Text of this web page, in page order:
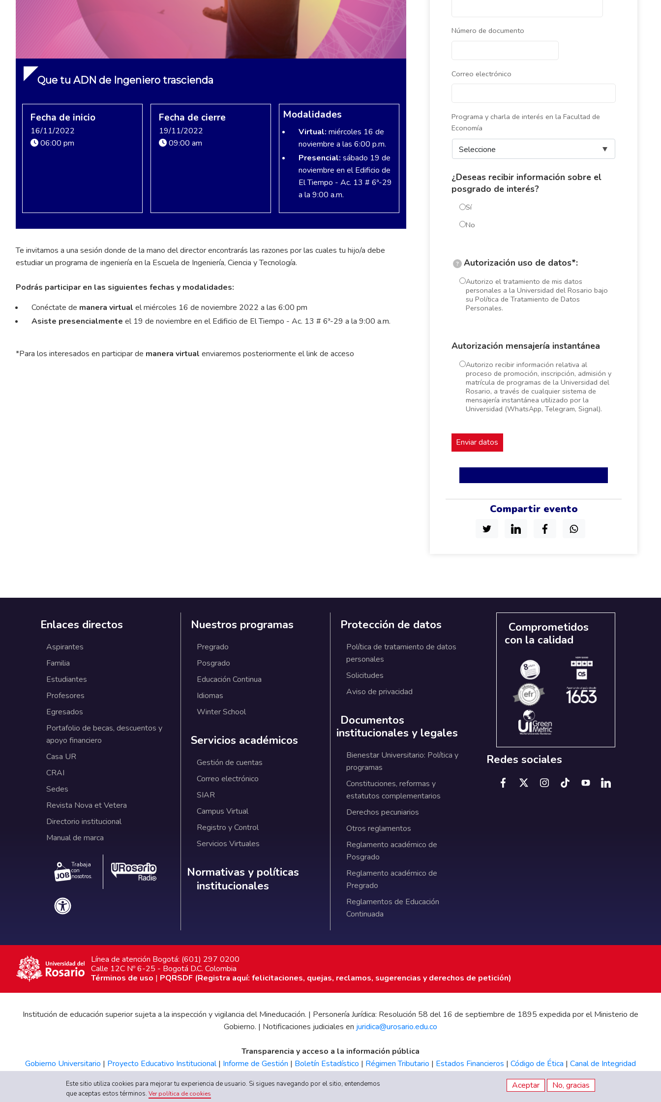
Número de documento
Correo electrónico
Programa y charla de interés en la Facultad de
Economía
¿Deseas recibir información sobre el
posgrado de interés?
Sí
No
? Autorización uso de datos*:
Autorizo el tratamiento de mis datos
personales a la Universidad del Rosario bajo
su Política de Tratamiento de Datos
Personales.
Autorización mensajería instantánea
Autorizo recibir información relativa al
proceso de promoción, inscripción, admisión y
matrícula de programas de la Universidad del
Rosario, a través de cualquier sistema de
mensajería instantánea utilizado por la
Universidad (WhatsApp, Telegram, Signal).
Compartir evento
Que tu ADN de Ingeniero trascienda
Fecha de inicio
16/11/2022
06:00 pm
Fecha de cierre
19/11/2022
09:00 am
Modalidades
Virtual: miércoles 16 de
noviembre a las 6:00 p.m.
Presencial: sábado 19 de
noviembre en el Edificio de
El Tiempo - Ac. 13 # 6ª-29
a la 9:00 a.m.
Te invitamos a una sesión donde de la mano del director encontrarás las razones por las cuales tu hijo/a debe
estudiar un programa de ingeniería en la Escuela de Ingeniería, Ciencia y Tecnología.
Podrás participar en las siguientes fechas y modalidades:
Conéctate de manera virtual el miércoles 16 de noviembre 2022 a las 6:00 pm
Asiste presencialmente el 19 de noviembre en el Edificio de El Tiempo - Ac. 13 # 6ª-29 a la 9:00 a.m.
*Para los interesados en participar de manera virtual enviaremos posteriormente el link de acceso
Enlaces directos
Aspirantes
Familia
Estudiantes
Profesores
Egresados
Portafolio de becas, descuentos y
apoyo financiero
Casa UR
CRAI
Sedes
Revista Nova et Vetera
Directorio institucional
Manual de marca
Trabaja
con
nosotros.
Nuestros programas
Pregrado
Posgrado
Educación Continua
Idiomas
Winter School
Servicios académicos
Gestión de cuentas
Correo electrónico
SIAR
Campus Virtual
Registro y Control
Servicios Virtuales
Normativas y políticas institucionales
Normativas y políticas
institucionales
Protección de datos
Política de tratamiento de datos
personales
Solicitudes
Aviso de privacidad
Documentos
institucionales y legales
Bienestar Universitario: Política y
programas
Constituciones, reformas y
estatutos complementarios
Derechos pecuniarios
Otros reglamentos
Reglamento académico de
Posgrado
Reglamento académico de
Pregrado
Reglamentos de Educación
Continuada
Comprometidos
con la calidad
Redes sociales
Línea de atención Bogotá: (601) 297 0200
Calle 12C Nº 6-25 - Bogotá D.C. Colombia
Términos de uso | PQRSDF (Registra aquí: felicitaciones, quejas, reclamos, sugerencias y derechos de petición)
Institución de educación superior sujeta a la inspección y vigilancia del Mineducación. | Personería Jurídica: Resolución 58 del 16 de septiembre de 1895 expedida por el Ministerio de
Gobierno. | Notificaciones judiciales en juridica@urosario.edu.co
Transparencia y acceso a la información pública
Gobierno Universitario | Proyecto Educativo Institucional| Informe de Gestión | Boletín Estadístico | Régimen Tributario | Estados Financieros | Código de Ética | Canal de Integridad
Este sitio utiliza cookies para mejorar tu experiencia de usuario. Si sigues navegando por el sitio, entendemos
que aceptas estos términos.Ver política de cookies
Aceptar No, gracias